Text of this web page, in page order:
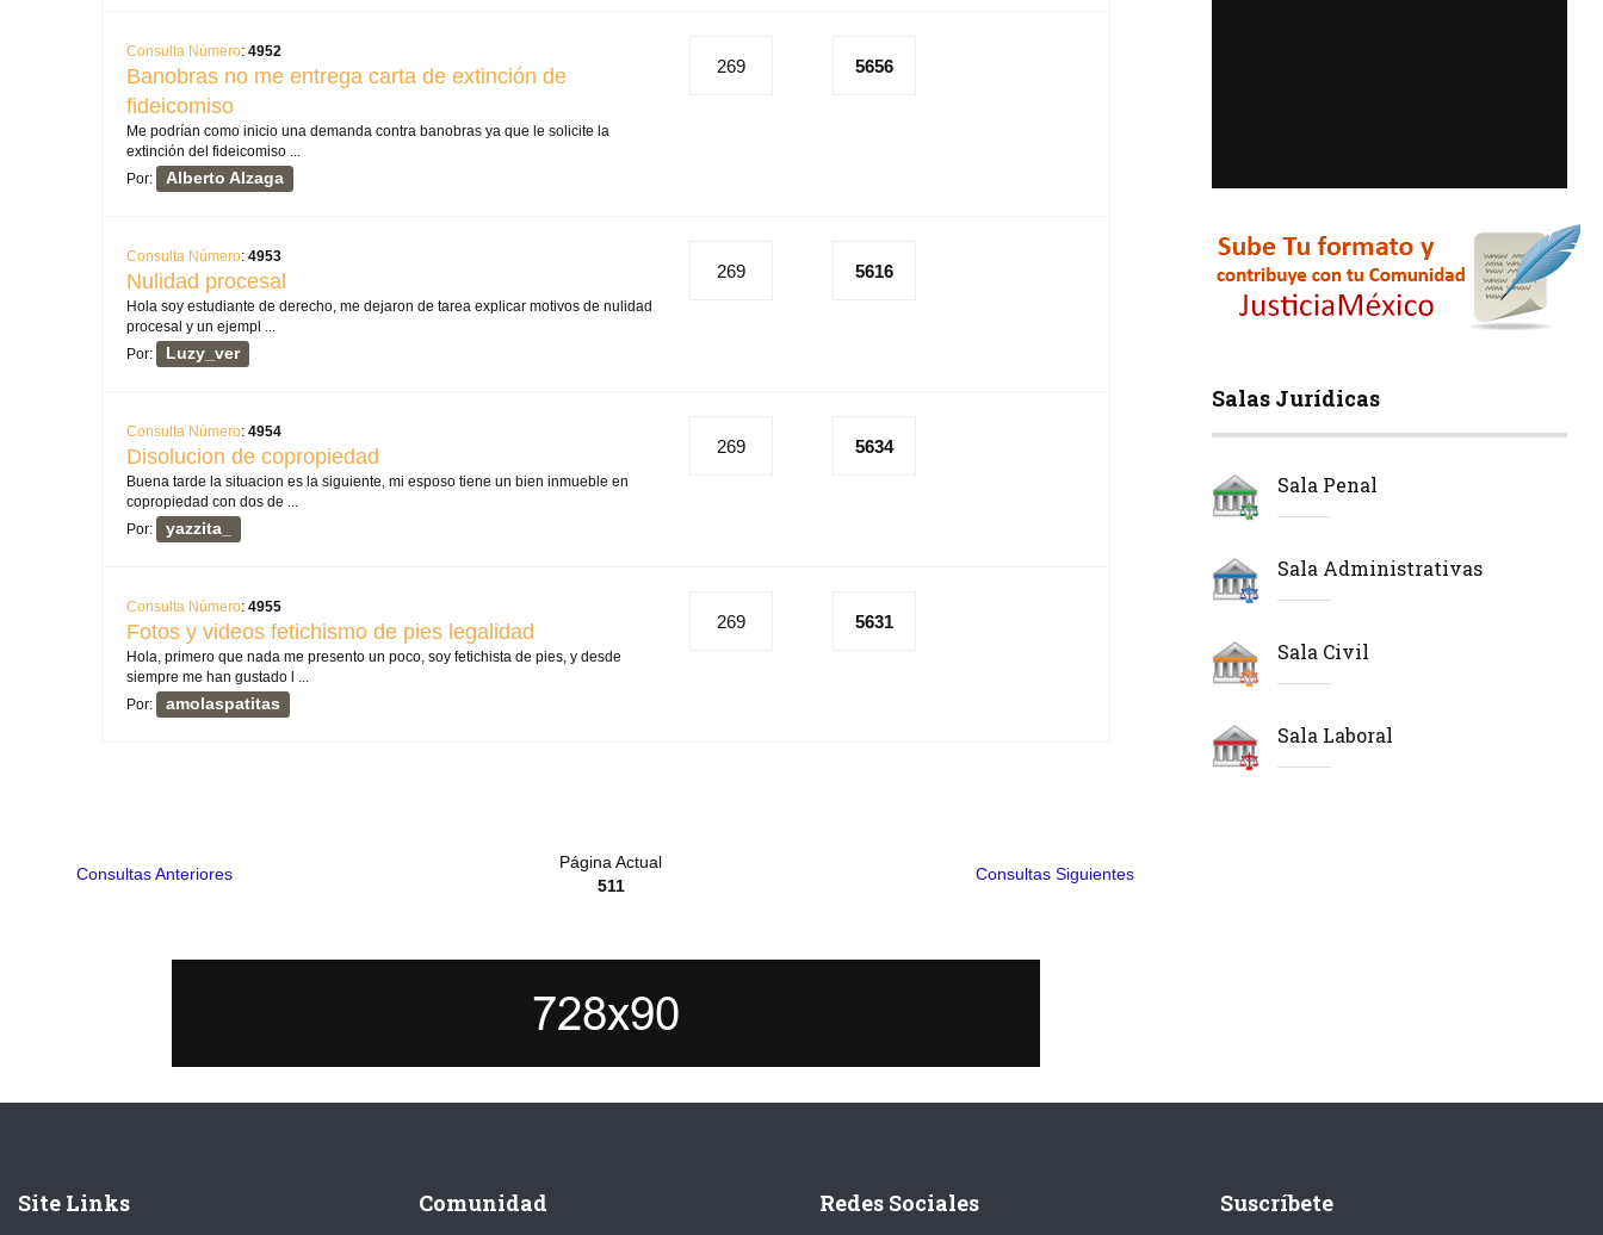
Consulta Número: 4952
Banobras no me entrega carta de extinción de
fideicomiso
Me podrían como inicio una demanda contra banobras ya que le solicite la
extinción del fideicomiso ...
Por:
Alberto Alzaga
269 5656
Consulta Número: 4953
Nulidad procesal
Hola soy estudiante de derecho, me dejaron de tarea explicar motivos de nulidad
procesal y un ejempl ...
Por:
Luzy_ver
269 5616
Consulta Número: 4954
Disolucion de copropiedad
Buena tarde la situacion es la siguiente, mi esposo tiene un bien inmueble en
copropiedad con dos de ...
Por:
yazzita_
269 5634
Consulta Número: 4955
Fotos y videos fetichismo de pies legalidad
Hola, primero que nada me presento un poco, soy fetichista de pies, y desde
siempre me han gustado l ...
Por:
amolaspatitas
269 5631
Consultas Anteriores
Página Actual
511
Consultas Siguientes
Salas Jurídicas
Sala Penal
Sala Administrativas
Sala Civil
Sala Laboral
Site Links Comunidad Redes Sociales Suscríbete